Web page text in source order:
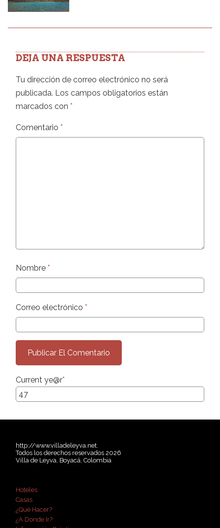
DEJA UNA RESPUESTA
Tu dirección de correo electrónico no será
publicada. Los campos obligatorios están
marcados con *
Comentario *
Nombre *
Correo electrónico *
Current ye@r*
http://www.villadeleyva.net.
Todos los derechos reservados 2026
Villa de Leyva, Boyacá, Colombia
Hoteles
Casas
¿Qué Hacer?
¿A Donde Ir?